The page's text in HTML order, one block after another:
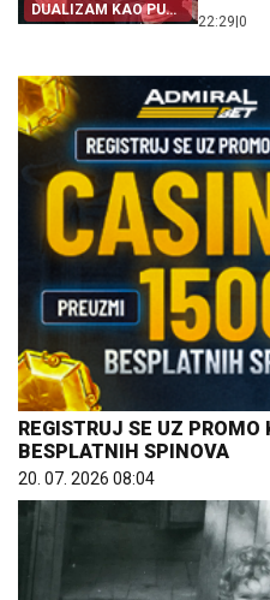
DUALIZAM KAO PUT
IZ SRPSTVA
22:29 0
REGISTRUJ SE UZ
BESPLATNIH SPINOVA
20. 07. 2026 08:04